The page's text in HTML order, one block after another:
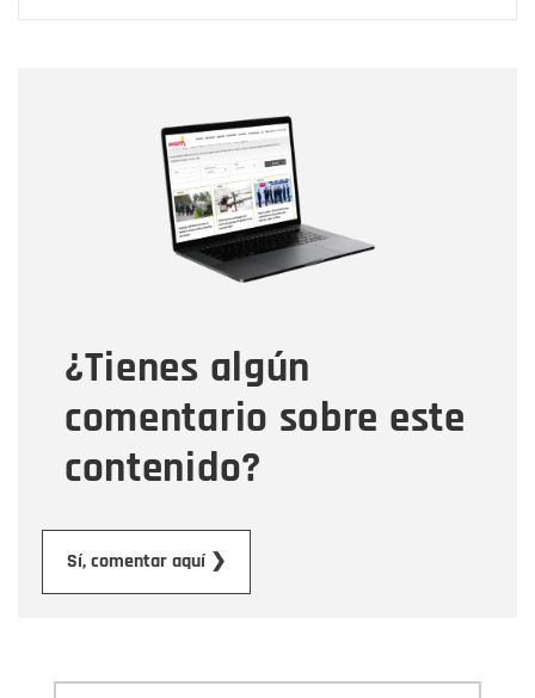
¿Tienes algún
comentario sobre este
contenido?
Sí, comentar aquí ❯
Correo electrónico
Tipo de comentario
Mensaje